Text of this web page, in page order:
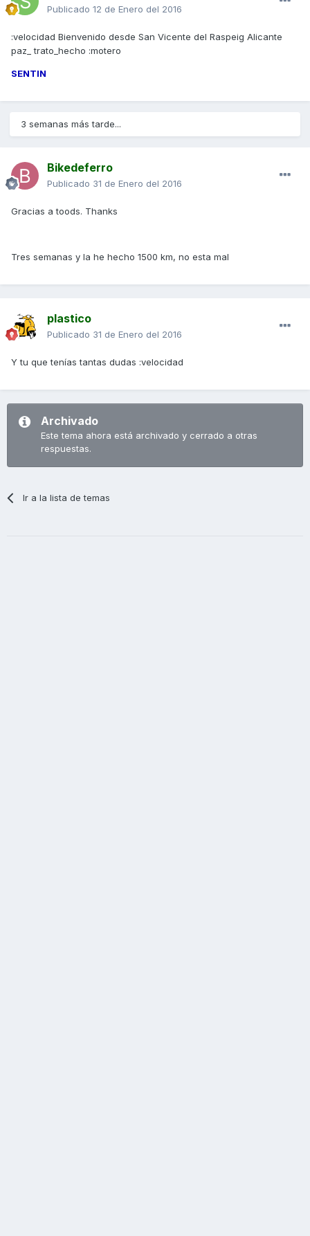
Publicado 12 de Enero del 2016
:velocidad Bienvenido desde San Vicente del Raspeig Alicante
paz_ trato_hecho :motero
SENTIN
3 semanas más tarde...
Bikedeferro
Publicado 31 de Enero del 2016
Gracias a toods. Thanks
Tres semanas y la he hecho 1500 km, no esta mal
plastico
Publicado 31 de Enero del 2016
Y tu que tenías tantas dudas :velocidad
Archivado
Este tema ahora está archivado y cerrado a otras
respuestas.
Ir a la lista de temas